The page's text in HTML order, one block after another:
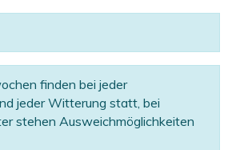
finden bei jeder
jeder Witterung statt, bei
stehen Ausweichmöglichkeiten